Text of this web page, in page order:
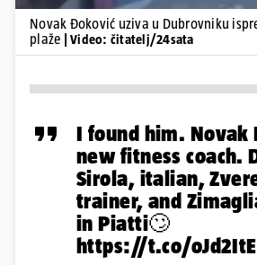
Novak Đoković uziva u Dubrovniku
plaže
| Video: čitatelj/24sata
I found him. Novak
new fitness coach.
Sirola, italian,
trainer, and
in Piatti🙄
https://t.co/